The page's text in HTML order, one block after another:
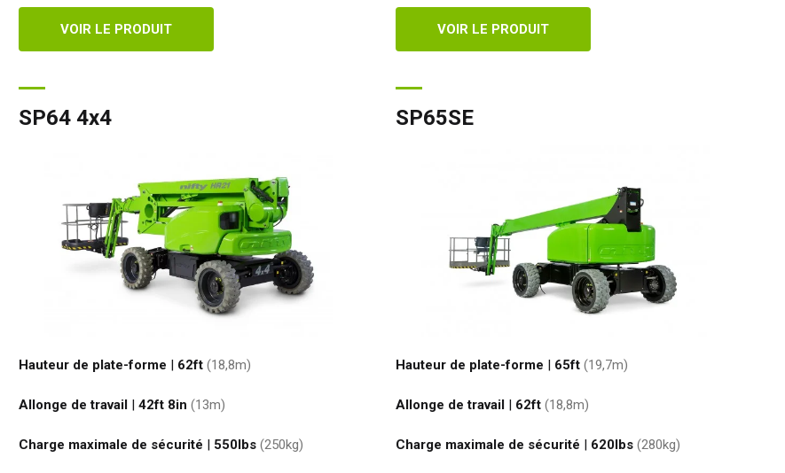
VOIR LE PRODUIT VOIR LE PRODUIT
SP64 4x4
Hauteur de plate-forme | 62ft (18,8m)
Allonge de travail| 42ft 8in (13m)
Charge maximale de sécurité | 550lbs (250kg)
SP65SE
Hauteur de plate-forme | 65ft (19,7m)
Allonge de travail| 62ft (18,8m)
Charge maximale de sécurité | 620lbs (280kg)
English
English
Español
Français
Deutsch
Español
English